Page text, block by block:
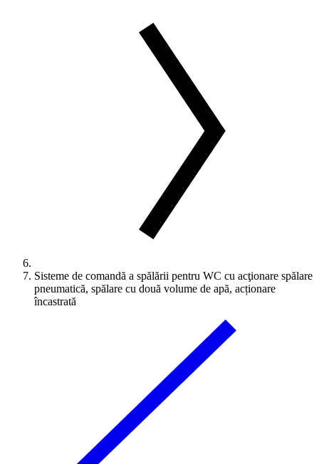
Sisteme de comandă a spălării pentru WC cu acţionare spălare
pneumatică, spălare cu două volume de apă, acționare
încastrată